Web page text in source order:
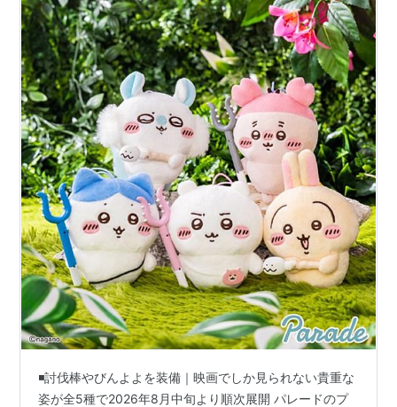
◾️討伐棒やびんよよを装備｜映画でしか見られない貴重な
姿が全5種で2026年8月中旬より順次展開 パレードのプ